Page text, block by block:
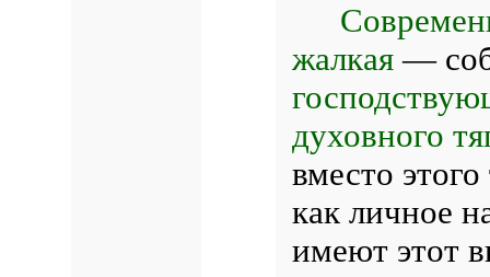
жалкая—
духовного
вместо
как личное
имеют этот